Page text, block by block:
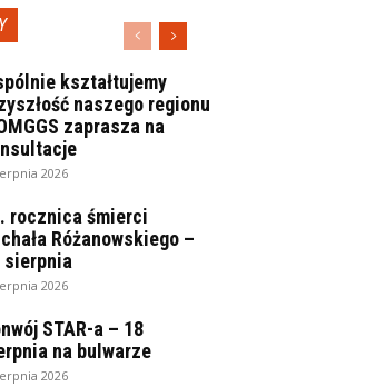
kształtujemy
naszego regionu
zaprasza na
2026
rocznica śmierci
Różanowskiego –
sierpnia
2026
STAR-a – 18
na bulwarze
2026